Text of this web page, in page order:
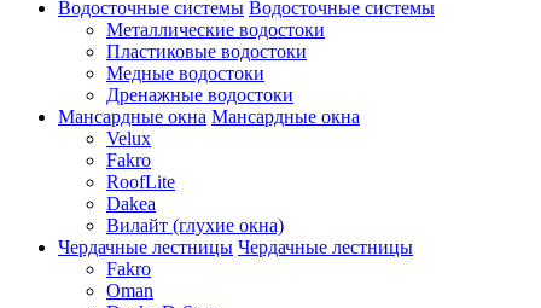
Водосточные системы Водосточные системы
Металлические водостоки
Пластиковые водостоки
Медные водостоки
Дренажные водостоки
Мансардные окна Мансардные окна
Velux
Fakro
RoofLite
Dakea
Вилайт (глухие окна)
Чердачные лестницы Чердачные лестницы
Fakro
Oman